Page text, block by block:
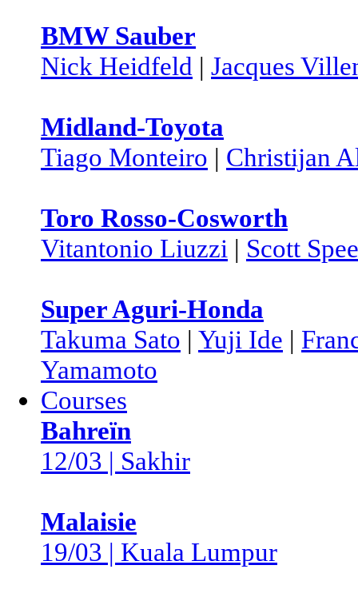
BMW Sauber
Nick Heidfeld | Jacques
Midland-Toyota
Tiago Monteiro | Christijan
Toro Rosso-Cosworth
Vitantonio Liuzzi | Scott
Super Aguri-Honda
Takuma Sato | Yuji Ide |
Yamamoto
Courses
Bahreïn
12/03 | Sakhir
Malaisie
19/03 | Kuala Lumpur